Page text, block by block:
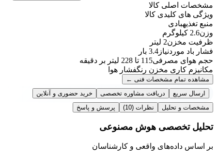
مشخصات اصلی کالا
ویژگی های کلیدی کالا
منبع تغذیهبادی
وزن2.6 کیلوگرم
ظرفیت مخزن2 لیتر
فشار باد موردنیاز 3.4 بار
حجم هوای مصرفی115 تا 228 لیتر بر دقیقه
مکانیزم کاری مخزن رنگفشار هوا
مشاهده تمام مشخصات فنی ←
ارسال سریع
دریافت مشاوره تخصصی
خرید حضوری و آنلاین
مشخصات و تحلیل
نظرات (10) پرسش و پاسخ
تحلیل تخصصی هوش مصنوعی
بر اساس داده‌های واقعی و کارشناسان